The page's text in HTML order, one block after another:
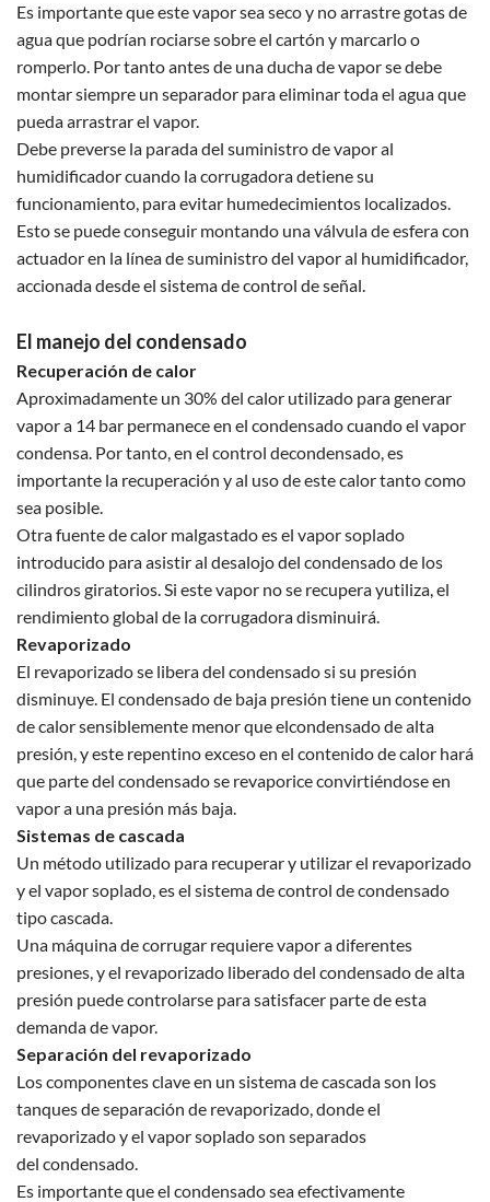
Es importante que este vapor sea seco y no arrastre gotas de
agua que podrían rociarse sobre el cartón y marcarlo o
romperlo. Por tanto antes de una ducha de vapor se debe
montar siempre un separador para eliminar toda el agua que
pueda arrastrar el vapor.
Debe preverse la parada del suministro de vapor al
humidificador cuando la corrugadora detiene su
funcionamiento, para evitar humedecimientos localizados.
Esto se puede conseguir montando una válvula de esfera con
actuador en la línea de suministro del vapor al humidificador,
accionada desde el sistema de control de señal.
El manejo del condensado
Recuperación de calor
Aproximadamente un 30% del calor utilizado para generar
vapor a 14 bar permanece en el condensado cuando el vapor
condensa. Por tanto, en el control decondensado, es
importante la recuperación y al uso de este calor tanto como
sea posible.
Otra fuente de calor malgastado es el vapor soplado
introducido para asistir al desalojo del condensado de los
cilindros giratorios. Si este vapor no se recupera yutiliza, el
rendimiento global de la corrugadora disminuirá.
Revaporizado
El revaporizado se libera del condensado si su presión
disminuye. El condensado de baja presión tiene un contenido
de calor sensiblemente menor que elcondensado de alta
presión, y este repentino exceso en el contenido de calor hará
que parte del condensado se revaporice convirtiéndose en
vapor a una presión más baja.
Sistemas de cascada
Un método utilizado para recuperar y utilizar el revaporizado
y el vapor soplado, es el sistema de control de condensado
tipo cascada.
Una máquina de corrugar requiere vapor a diferentes
presiones, y el revaporizado liberado del condensado de alta
presión puede controlarse para satisfacer parte de esta
demanda de vapor.
Separación del revaporizado
Los componentes clave en un sistema de cascada son los
tanques de separación de revaporizado, donde el
revaporizado y el vapor soplado son separados
del condensado.
Es importante que el condensado sea efectivamente